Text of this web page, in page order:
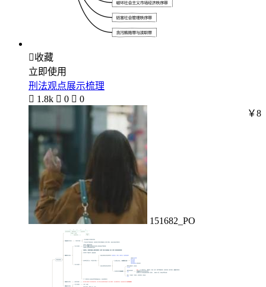
收藏
立即使用
刑法观点展示梳理
 1.8k  0  0
151682_PO
￥8